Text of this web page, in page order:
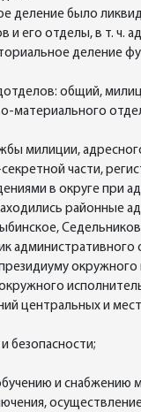
деление было
и его отделы, в т. ч.
деление
общий,
милиции,
части,
в округе при
районные
центральных и
безопасности;
и снабжению